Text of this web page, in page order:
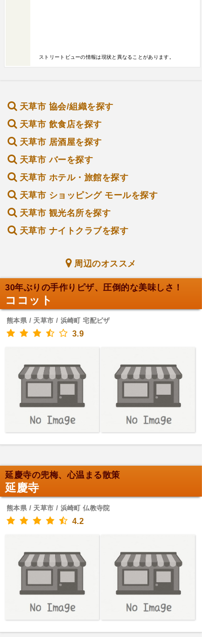
ストリートビューの情報は現状と異なることがあります。
天草市 協会/組織を探す
天草市 飲食店を探す
天草市 居酒屋を探す
天草市 バーを探す
天草市 ホテル・旅館を探す
天草市 ショッピング モールを探す
天草市 観光名所を探す
天草市 ナイトクラブを探す
周辺のオススメ
30年ぶりの手作りピザ、圧倒的な美味しさ！
ココット
熊本県 / 天草市 / 浜崎町 宅配ピザ
3.9
延慶寺の兜梅、心温まる散策
延慶寺
熊本県 / 天草市 / 浜崎町 仏教寺院
4.2